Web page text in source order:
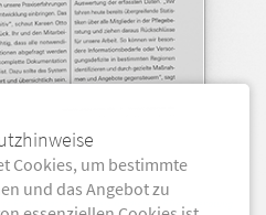
Fachsprache als Basis fundierter Pflegeberatung
Cookies, um bestimmte
und das Angebot zu